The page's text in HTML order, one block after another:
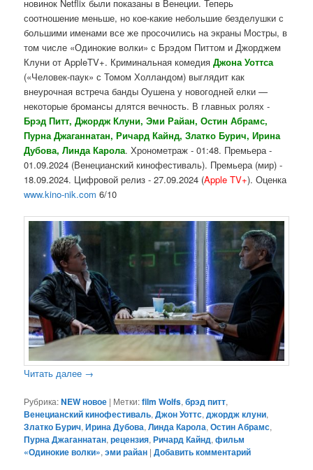
новинок Netflix были показаны в Венеции. Теперь
соотношение меньше, но кое-какие небольшие безделушки с
большими именами все же просочились на экраны Мостры, в
том числе «Одинокие волки» с Брэдом Питтом и Джорджем
Клуни от AppleTV+. Криминальная комедияДжона Уоттса
(«Человек-паук» с Томом Холландом) выглядит как
внеурочная встреча банды Оушена у новогодней елки —
некоторые бромансы длятся вечность. В главных ролях -
Брэд Питт, Джордж Клуни, Эми Райан, Остин Абрамс,
Пурна Джаганнатан, Ричард Кайнд, Златко Бурич, Ирина
Дубова,Линда Карола. Хронометраж - 01:48. Премьера -
01.09.2024 (Венецианский кинофестиваль). Премьера (мир) -
18.09.2024. Цифровой релиз - 27.09.2024 (Apple TV+). Оценка
www.kino-nik.com 6/10
Читать далее →
Рубрика:NEW новое | Метки:film Wolfs,брэд питт,
Венецианский кинофестиваль,Джон Уоттс,джордж клуни,
Златко Бурич,Ирина Дубова,Линда Карола,Остин Абрамс,
Пурна Джаганнатан,рецензия,Ричард Кайнд,фильм
«Одинокие волки»,эми райан |Добавить комментарий